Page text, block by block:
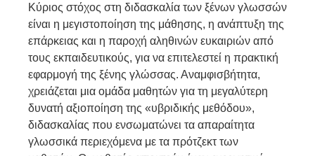
Κύριος στόχος στη διδασκαλία των ξένων γλωσσών
είναι η μεγιστοποίηση της μάθησης, η ανάπτυξη της
επάρκειας και η παροχή αληθινών ευκαιριών από
τους εκπαιδευτικούς, για να επιτελεστεί η πρακτική
εφαρμογή της ξένης γλώσσας. Αναμφισβήτητα,
χρειάζεται μια ομάδα μαθητών για τη μεγαλύτερη
δυνατή αξιοποίηση της «υβριδικής μεθόδου»,
διδασκαλίας που ενσωματώνει τα απαραίτητα
γλωσσικά περιεχόμενα με τα πρότζεκτ των